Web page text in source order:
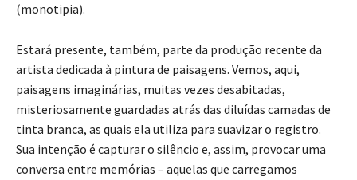
(monotipia).
Estará presente, também, parte da produção recente da
artista dedicada à pintura de paisagens. Vemos, aqui,
paisagens imaginárias, muitas vezes desabitadas,
misteriosamente guardadas atrás das diluídas camadas de
tinta branca, as quais ela utiliza para suavizar o registro.
Sua intenção é capturar o silêncio e, assim, provocar uma
conversa entre memórias – aquelas que carregamos